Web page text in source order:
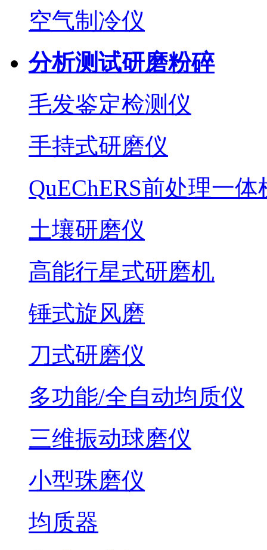
空气制冷仪
分析测试研磨粉碎
毛发鉴定检测仪
手持式研磨仪
QuEChERS前处理一体
土壤研磨仪
高能行星式研磨机
锤式旋风磨
刀式研磨仪
多功能/全自动均质仪
三维振动球磨仪
小型珠磨仪
均质器